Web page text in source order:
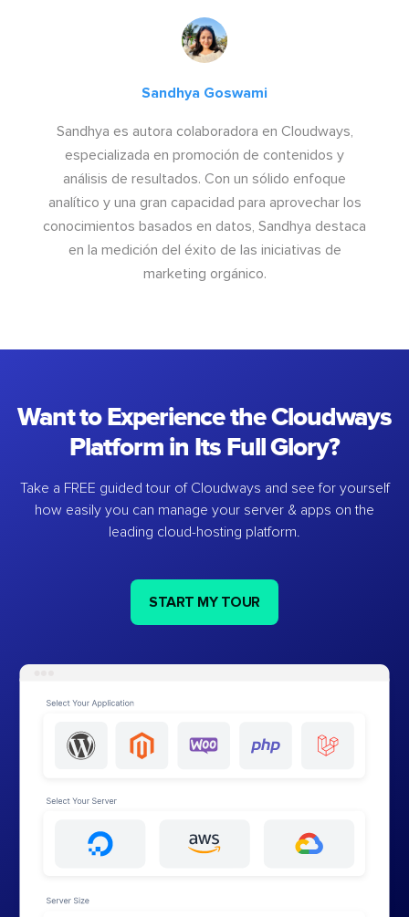
Sandhya Goswami
Sandhya es autora colaboradora en Cloudways,
especializada en promoción de contenidos y
análisis de resultados. Con un sólido enfoque
analítico y una gran capacidad para aprovechar los
conocimientos basados en datos, Sandhya destaca
en la medición del éxito de las iniciativas de
marketing orgánico.
Want to Experience the Cloudways
Platform in Its Full Glory?
Take a FREE guided tour of Cloudways and see for yourself
how easily you can manage your server & apps on the
leading cloud-hosting platform.
START MY TOUR